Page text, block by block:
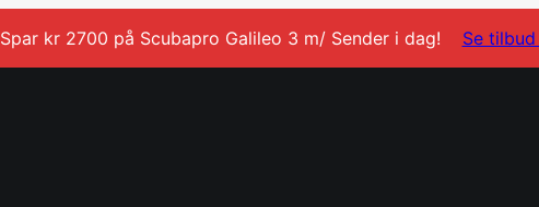
Spar kr 2700 på Scubapro Galileo 3 m/ Sender i dag! Se